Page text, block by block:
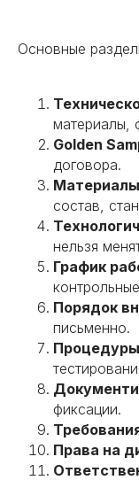
Основные
материалы,
Golden
договора.
состав,
нельзя
График
Порядок
письменно.
Процедуры
фиксации.
Права на
Аудит
02
Поиск
поставщиков
Поможем
и фабрики в
аудит и
условия
Предоставим
информации
партнерах.
перед вашим